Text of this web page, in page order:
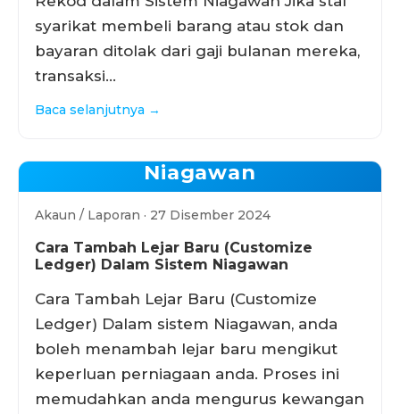
syarikat membeli barang atau stok dan
bayaran ditolak dari gaji bulanan mereka,
transaksi…
Baca selanjutnya →
Niagawan
Akaun / Laporan · 27 Disember 2024
Cara Tambah Lejar Baru (Customize
Ledger) Dalam Sistem Niagawan
Cara Tambah Lejar Baru (Customize
Ledger) Dalam sistem Niagawan, anda
boleh menambah lejar baru mengikut
keperluan perniagaan anda. Proses ini
memudahkan anda mengurus kewangan